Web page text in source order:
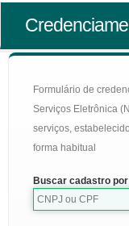
Formulário de
Serviços Eletrônica
serviços,
forma habitual
Buscar cadastro por